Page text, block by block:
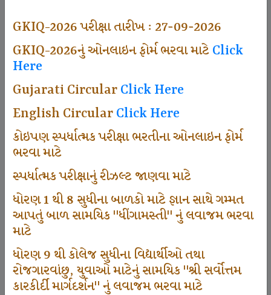
GKIQ-2026 પરીક્ષા તારીખ : 27-09-2026
GKIQ-2026નું ઓનલાઇન ફોર્મ ભરવા માટેClick
Here
Gujarati CircularClick Here
English CircularClick Here
કોઇપણ સ્પર્ધાત્મક પરીક્ષા ભરતીના ઓનલાઇન ફોર્મ
ભરવા માટે
સ્પર્ધાત્મક પરીક્ષાનું રીઝલ્ટ જાણવા માટે
ધોરણ 1 થી 8 સુધીના બાળકો માટે જ્ઞાન સાથે ગમ્મત
આપતું બાળ સામયિક "ધીંગામસ્તી" નું લવાજમ ભરવા
માટે
ધોરણ 9 થી કોલેજ સુધીના વિદ્યાર્થીઓ તથા
રોજગારવાંછુ, યુવાઓ માટેનું સામયિક "શ્રી સર્વોત્તમ
કારકીર્દી માર્ગદર્શન" નું લવાજમ ભરવા માટે
494
665
Sarvottam Karkirdi Subscripton
1000
Participate School In GKIQ